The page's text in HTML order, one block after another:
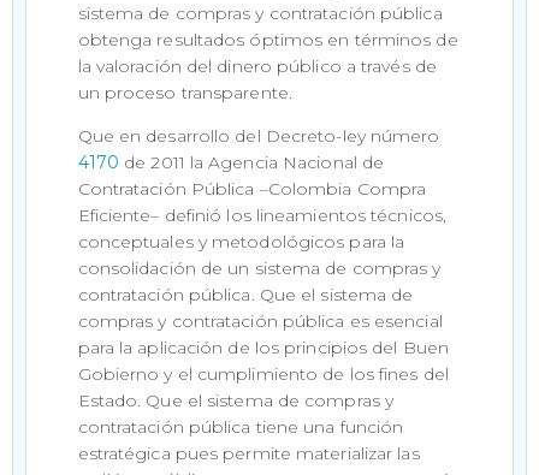
sistema de compras y contratación pública
obtenga resultados óptimos en términos de
la valoración del dinero público a través de
un proceso transparente.
Que en desarrollo del Decreto-ley número
4170 de 2011 la Agencia Nacional de
Contratación Pública –Colombia Compra
Eficiente– definió los lineamientos técnicos,
conceptuales y metodológicos para la
consolidación de un sistema de compras y
contratación pública. Que el sistema de
compras y contratación pública es esencial
para la aplicación de los principios del Buen
Gobierno y el cumplimiento de los fines del
Estado. Que el sistema de compras y
contratación pública tiene una función
estratégica pues permite materializar las